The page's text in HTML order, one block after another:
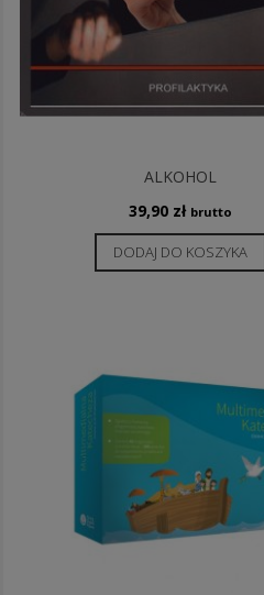
ALKOHOL
39,90 zł brutto
DODAJ DO KOSZYKA